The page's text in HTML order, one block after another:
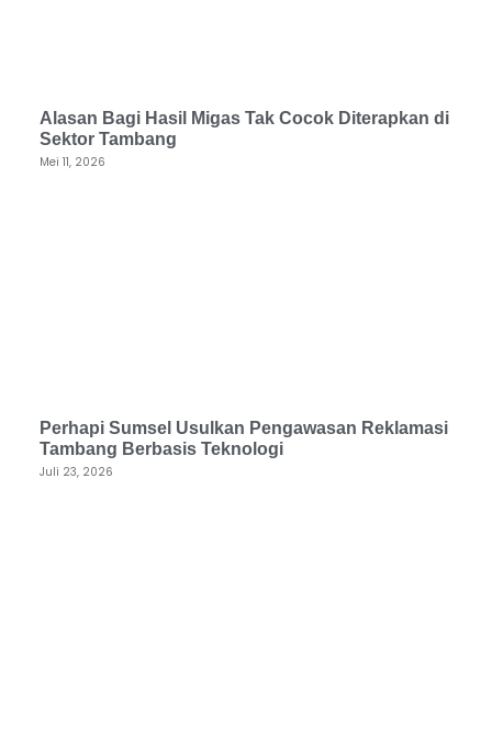
Alasan Bagi Hasil Migas Tak Cocok Diterapkan di
Sektor Tambang
Mei 11, 2026
Perhapi Sumsel Usulkan Pengawasan Reklamasi
Tambang Berbasis Teknologi
Juli 23, 2026